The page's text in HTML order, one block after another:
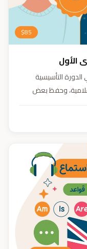
$85
الأول
التأسيسية
وحفظ بعض